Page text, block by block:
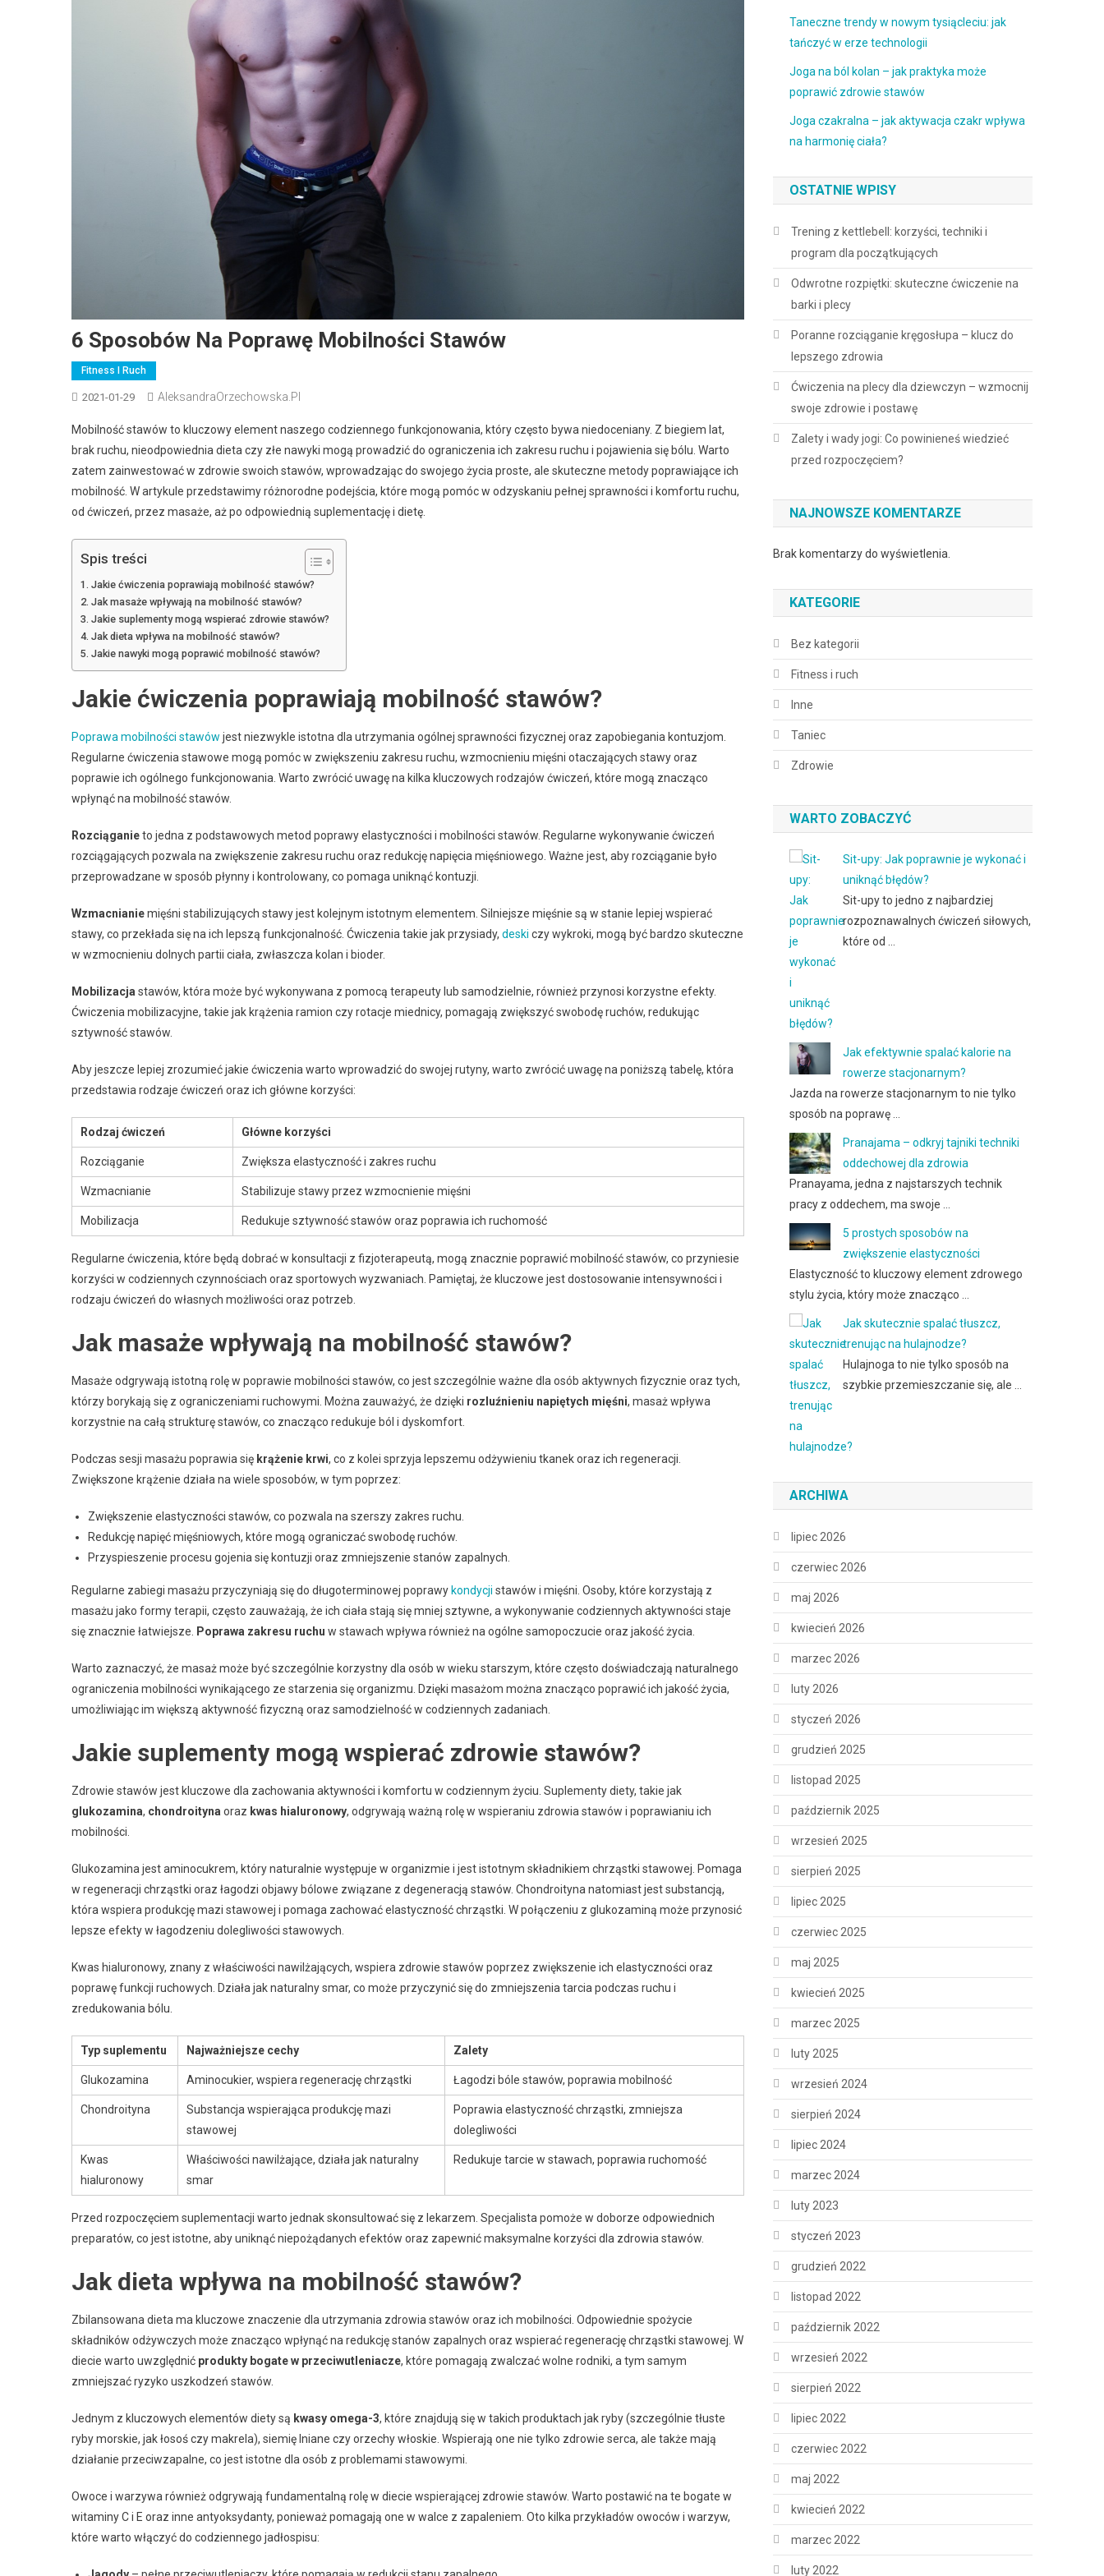
6 Sposobów Na Poprawę Mobilności Stawów
Fitness I Ruch
2021-01-29 AleksandraOrzechowska.pl
Mobilność stawów to kluczowy element naszego codziennego funkcjonowania, który często bywa niedoceniany. Z biegiem lat,
brak ruchu, nieodpowiednia dieta czy złe nawyki mogą prowadzić do ograniczenia ich zakresu ruchu i pojawienia się bólu. Warto
zatem zainwestować w zdrowie swoich stawów, wprowadzając do swojego życia proste, ale skuteczne metody poprawiające ich
mobilność. W artykule przedstawimy różnorodne podejścia, które mogą pomóc w odzyskaniu pełnej sprawności i komfortu ruchu,
od ćwiczeń, przez masaże, aż po odpowiednią suplementację i dietę.
Spis treści
Jakie ćwiczenia poprawiają mobilność stawów?
Jak masaże wpływają na mobilność stawów?
Jakie suplementy mogą wspierać zdrowie stawów?
Jak dieta wpływa na mobilność stawów?
Jakie nawyki mogą poprawić mobilność stawów?
Jakie ćwiczenia poprawiają mobilność stawów?
Poprawa mobilności stawów jest niezwykle istotna dla utrzymania ogólnej sprawności fizycznej oraz zapobiegania kontuzjom.
Regularne ćwiczenia stawowe mogą pomóc w zwiększeniu zakresu ruchu, wzmocnieniu mięśni otaczających stawy oraz
poprawie ich ogólnego funkcjonowania. Warto zwrócić uwagę na kilka kluczowych rodzajów ćwiczeń, które mogą znacząco
wpłynąć na mobilność stawów.
Rozciąganieto jedna z podstawowych metod poprawy elastyczności i mobilności stawów. Regularne wykonywanie ćwiczeń
rozciągających pozwala na zwiększenie zakresu ruchu oraz redukcję napięcia mięśniowego. Ważne jest, aby rozciąganie było
przeprowadzane w sposób płynny i kontrolowany, co pomaga uniknąć kontuzji.
Wzmacnianiemięśni stabilizujących stawy jest kolejnym istotnym elementem. Silniejsze mięśnie są w stanie lepiej wspierać
stawy, co przekłada się na ich lepszą funkcjonalność. Ćwiczenia takie jak przysiady, deski czy wykroki, mogą być bardzo skuteczne
w wzmocnieniu dolnych partii ciała, zwłaszcza kolan i bioder.
Mobilizacjastawów, która może być wykonywana z pomocą terapeuty lub samodzielnie, również przynosi korzystne efekty.
Ćwiczenia mobilizacyjne, takie jak krążenia ramion czy rotacje miednicy, pomagają zwiększyć swobodę ruchów, redukując
sztywność stawów.
Aby jeszcze lepiej zrozumieć jakie ćwiczenia warto wprowadzić do swojej rutyny, warto zwrócić uwagę na poniższą tabelę, która
przedstawia rodzaje ćwiczeń oraz ich główne korzyści:
Rodzaj ćwiczeń Główne korzyści
Rozciąganie Zwiększa elastyczność i zakres ruchu
Wzmacnianie Stabilizuje stawy przez wzmocnienie mięśni
Mobilizacja Redukuje sztywność stawów oraz poprawia ich ruchomość
Regularne ćwiczenia, które będą dobrać w konsultacji z fizjoterapeutą, mogą znacznie poprawić mobilność stawów, co przyniesie
korzyści w codziennych czynnościach oraz sportowych wyzwaniach. Pamiętaj, że kluczowe jest dostosowanie intensywności i
rodzaju ćwiczeń do własnych możliwości oraz potrzeb.
Jak masaże wpływają na mobilność stawów?
Masaże odgrywają istotną rolę w poprawie mobilności stawów, co jest szczególnie ważne dla osób aktywnych fizycznie oraz tych,
którzy borykają się z ograniczeniami ruchowymi. Można zauważyć, że dzięki rozluźnieniu napiętych mięśni, masaż wpływa
korzystnie na całą strukturę stawów, co znacząco redukuje ból i dyskomfort.
Podczas sesji masażu poprawia się krążenie krwi, co z kolei sprzyja lepszemu odżywieniu tkanek oraz ich regeneracji.
Zwiększone krążenie działa na wiele sposobów, w tym poprzez:
Zwiększenie elastyczności stawów, co pozwala na szerszy zakres ruchu.
Redukcję napięć mięśniowych, które mogą ograniczać swobodę ruchów.
Przyspieszenie procesu gojenia się kontuzji oraz zmniejszenie stanów zapalnych.
Regularne zabiegi masażu przyczyniają się do długoterminowej poprawy kondycji stawów i mięśni. Osoby, które korzystają z
masażu jako formy terapii, często zauważają, że ich ciała stają się mniej sztywne, a wykonywanie codziennych aktywności staje
się znacznie łatwiejsze. Poprawa zakresu ruchu w stawach wpływa również na ogólne samopoczucie oraz jakość życia.
Warto zaznaczyć, że masaż może być szczególnie korzystny dla osób w wieku starszym, które często doświadczają naturalnego
ograniczenia mobilności wynikającego ze starzenia się organizmu. Dzięki masażom można znacząco poprawić ich jakość życia,
umożliwiając im większą aktywność fizyczną oraz samodzielność w codziennych zadaniach.
Jakie suplementy mogą wspierać zdrowie stawów?
Zdrowie stawów jest kluczowe dla zachowania aktywności i komfortu w codziennym życiu. Suplementy diety, takie jak
glukozamina, chondroitynaoraz kwas hialuronowy, odgrywają ważną rolę w wspieraniu zdrowia stawów i poprawianiu ich
mobilności.
Glukozamina jest aminocukrem, który naturalnie występuje w organizmie i jest istotnym składnikiem chrząstki stawowej. Pomaga
w regeneracji chrząstki oraz łagodzi objawy bólowe związane z degeneracją stawów. Chondroityna natomiast jest substancją,
która wspiera produkcję mazi stawowej i pomaga zachować elastyczność chrząstki. W połączeniu z glukozaminą może przynosić
lepsze efekty w łagodzeniu dolegliwości stawowych.
Kwas hialuronowy, znany z właściwości nawilżających, wspiera zdrowie stawów poprzez zwiększenie ich elastyczności oraz
poprawę funkcji ruchowych. Działa jak naturalny smar, co może przyczynić się do zmniejszenia tarcia podczas ruchu i
zredukowania bólu.
Typ suplementu Najważniejsze cechy Zalety
Glukozamina Aminocukier, wspiera regenerację chrząstki Łagodzi bóle stawów, poprawia mobilność
Chondroityna
Substancja wspierająca produkcję mazi
stawowej
Poprawia elastyczność chrząstki, zmniejsza
dolegliwości
Kwas
hialuronowy
Właściwości nawilżające, działa jak naturalny
smar
Redukuje tarcie w stawach, poprawia ruchomość
Przed rozpoczęciem suplementacji warto jednak skonsultować się z lekarzem. Specjalista pomoże w doborze odpowiednich
preparatów, co jest istotne, aby uniknąć niepożądanych efektów oraz zapewnić maksymalne korzyści dla zdrowia stawów.
Jak dieta wpływa na mobilność stawów?
Zbilansowana dieta ma kluczowe znaczenie dla utrzymania zdrowia stawów oraz ich mobilności. Odpowiednie spożycie
składników odżywczych może znacząco wpłynąć na redukcję stanów zapalnych oraz wspierać regenerację chrząstki stawowej. W
diecie warto uwzględnić produkty bogate w przeciwutleniacze, które pomagają zwalczać wolne rodniki, a tym samym
zmniejszać ryzyko uszkodzeń stawów.
Jednym z kluczowych elementów diety są kwasy omega-3, które znajdują się w takich produktach jak ryby (szczególnie tłuste
ryby morskie, jak łosoś czy makrela), siemię lniane czy orzechy włoskie. Wspierają one nie tylko zdrowie serca, ale także mają
działanie przeciwzapalne, co jest istotne dla osób z problemami stawowymi.
Owoce i warzywa również odgrywają fundamentalną rolę w diecie wspierającej zdrowie stawów. Warto postawić na te bogate w
witaminy C i E oraz inne antyoksydanty, ponieważ pomagają one w walce z zapaleniem. Oto kilka przykładów owoców i warzyw,
które warto włączyć do codziennego jadłospisu:
Taneczne trendy w nowym tysiącleciu: jak
tańczyć w erze technologii
Joga na ból kolan – jak praktyka może
poprawić zdrowie stawów
Joga czakralna – jak aktywacja czakr wpływa
na harmonię ciała?
OSTATNIE WPISY
Trening z kettlebell: korzyści, techniki i
program dla początkujących
Odwrotne rozpiętki: skuteczne ćwiczenie na
barki i plecy
Poranne rozciąganie kręgosłupa – klucz do
lepszego zdrowia
Ćwiczenia na plecy dla dziewczyn – wzmocnij
swoje zdrowie i postawę
Zalety i wady jogi: Co powinieneś wiedzieć
przed rozpoczęciem?
NAJNOWSZE KOMENTARZE
Brak komentarzy do wyświetlenia.
KATEGORIE
Bez kategorii
Fitness i ruch
Inne
Taniec
Zdrowie
WARTO ZOBACZYĆ
Sit-upy: Jak poprawnie je wykonać i
uniknąć błędów?
Sit-upy to jedno z najbardziej
rozpoznawalnych ćwiczeń siłowych,
które od …
Jak efektywnie spalać kalorie na
rowerze stacjonarnym?
Jazda na rowerze stacjonarnym to nie tylko
sposób na poprawę …
Pranajama – odkryj tajniki techniki
oddechowej dla zdrowia
Pranayama, jedna z najstarszych technik
pracy z oddechem, ma swoje …
5 prostych sposobów na
zwiększenie elastyczności
Elastyczność to kluczowy element zdrowego
stylu życia, który może znacząco …
Jak skutecznie spalać tłuszcz,
trenując na hulajnodze?
Hulajnoga to nie tylko sposób na
szybkie przemieszczanie się, ale …
ARCHIWA
lipiec 2026
czerwiec 2026
maj 2026
kwiecień 2026
marzec 2026
luty 2026
styczeń 2026
grudzień 2025
listopad 2025
październik 2025
wrzesień 2025
sierpień 2025
lipiec 2025
czerwiec 2025
maj 2025
kwiecień 2025
marzec 2025
luty 2025
wrzesień 2024
sierpień 2024
lipiec 2024
marzec 2024
luty 2023
styczeń 2023
grudzień 2022
listopad 2022
październik 2022
wrzesień 2022
sierpień 2022
lipiec 2022
czerwiec 2022
maj 2022
kwiecień 2022
marzec 2022
luty 2022